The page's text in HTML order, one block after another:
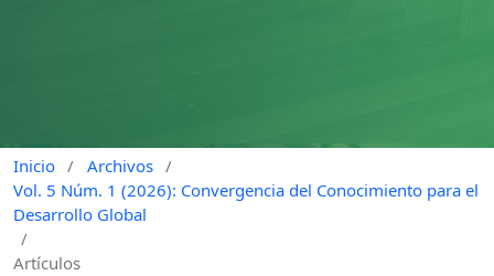
Inicio / Archivos /
Vol. 5 Núm. 1 (2026): Convergencia del Conocimiento para el
Desarrollo Global
/
Artículos